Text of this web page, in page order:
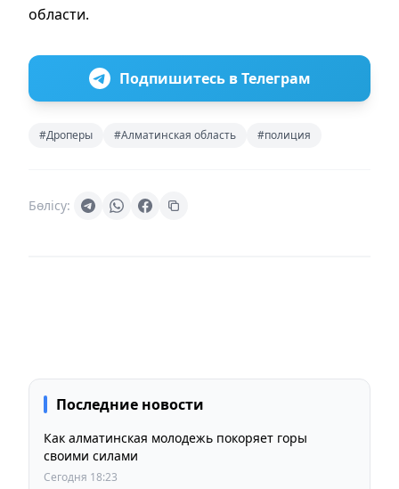
области.
Подпишитесь в Телеграм
#Дроперы #Алматинская область #полиция
Бөлісу:
Последние новости
Как алматинская молодежь покоряет горы
своими силами
Сегодня 18:23